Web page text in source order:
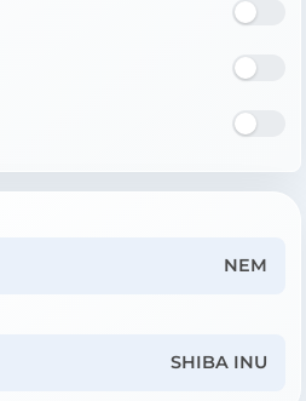
NEM
SHIBA INU